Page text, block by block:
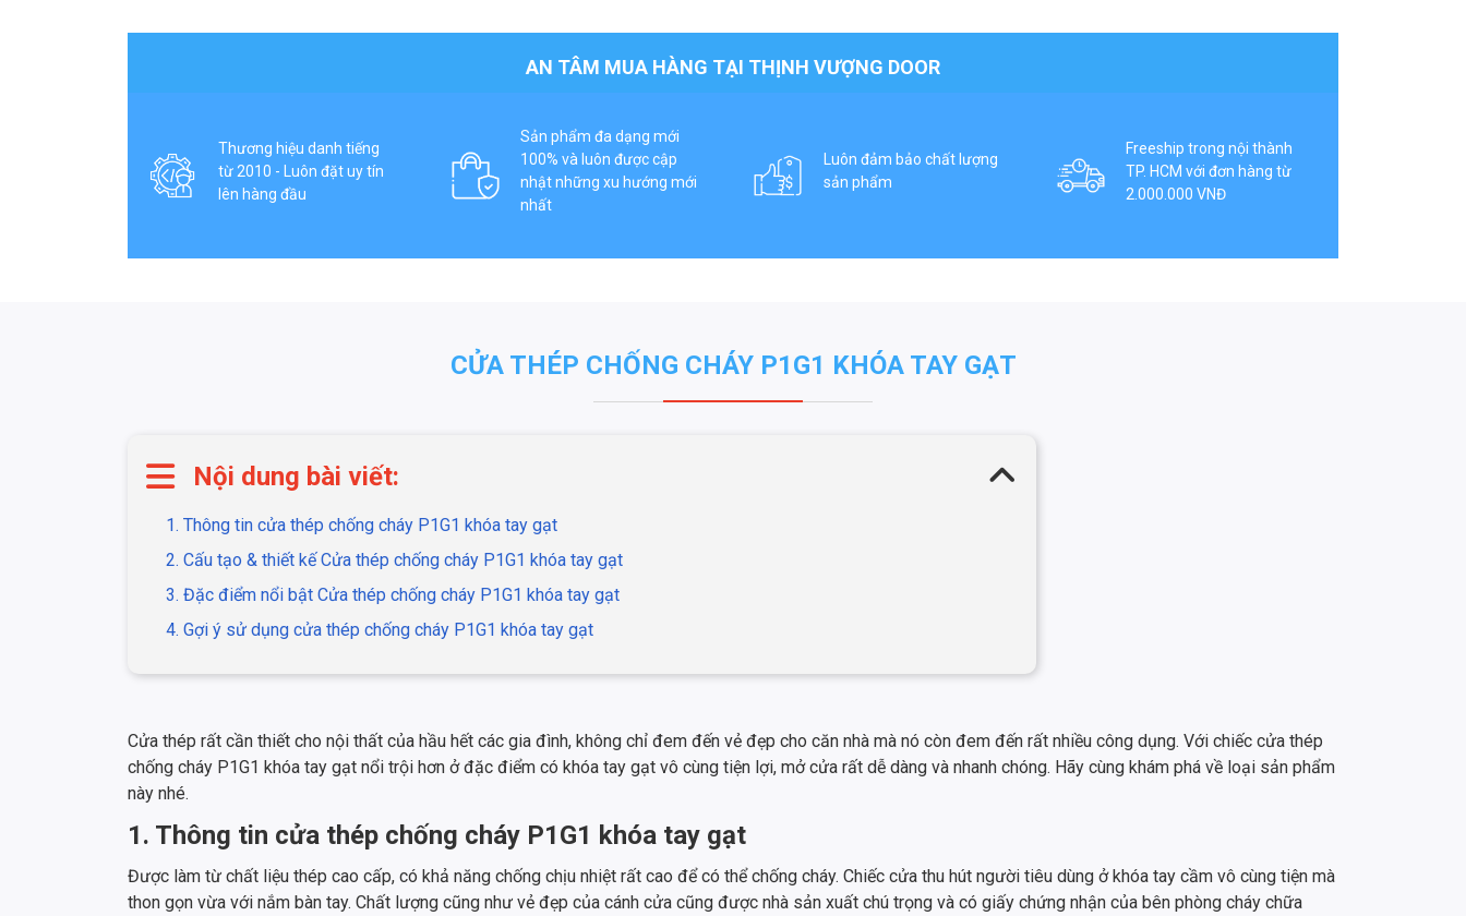
AN TÂM MUA HÀNG TẠI THỊNH VƯỢNG DOOR
Thương hiệu danh tiếng
từ 2010 - Luôn đặt uy tín
lên hàng đầu
Sản phẩm đa dạng mới
100% và luôn được cập
nhật những xu hướng mới
nhất
Luôn đảm bảo chất lượng
sản phẩm
Freeship trong nội thành
TP. HCM với đơn hàng từ
2.000.000 VNĐ
CỬA THÉP CHỐNG CHÁY P1G1 KHÓA TAY GẠT
Nội dung bài viết:
1. Thông tin cửa thép chống cháy P1G1 khóa tay gạt
2. Cấu tạo & thiết kế Cửa thép chống cháy P1G1 khóa tay gạt
3. Đặc điểm nổi bật Cửa thép chống cháy P1G1 khóa tay gạt
4. Gợi ý sử dụng cửa thép chống cháy P1G1 khóa tay gạt
Cửa thép rất cần thiết cho nội thất của hầu hết các gia đình, không chỉ đem đến vẻ đẹp cho căn nhà mà nó còn đem đến rất nhiều công dụng. Với chiếc cửa thép
chống cháy P1G1 khóa tay gạt nổi trội hơn ở đặc điểm có khóa tay gạt vô cùng tiện lợi, mở cửa rất dễ dàng và nhanh chóng. Hãy cùng khám phá về loại sản phẩm
này nhé.
1. Thông tin cửa thép chống cháy P1G1 khóa tay gạt
Được làm từ chất liệu thép cao cấp, có khả năng chống chịu nhiệt rất cao để có thể chống cháy. Chiếc cửa thu hút người tiêu dùng ở khóa tay cầm vô cùng tiện mà
thon gọn vừa với nắm bàn tay. Chất lượng cũng như vẻ đẹp của cánh cửa cũng được nhà sản xuất chú trọng và có giấy chứng nhận của bên phòng cháy chữa